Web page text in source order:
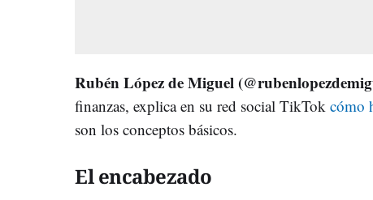
Rubén López de Miguel
finanzas, explica en su red social TikTok cómo
son los conceptos básicos.
El encabezado